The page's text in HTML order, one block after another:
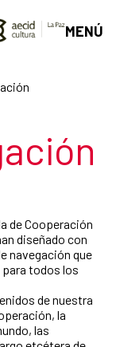
MENÚ
de Cooperación
diseñado con
navegación que
todos los
de nuestra
la
las